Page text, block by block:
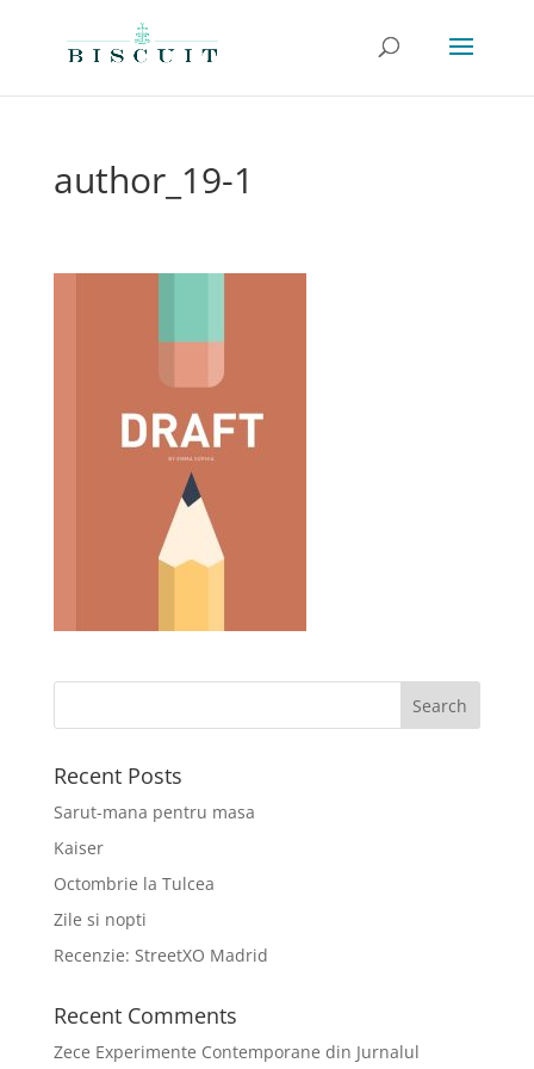
author_19-1
Recent Posts
Sarut-mana pentru masa
Kaiser
Octombrie la Tulcea
Zile si nopti
Recenzie: StreetXO Madrid
Recent Comments
Zece Experimente Contemporane din Jurnalul